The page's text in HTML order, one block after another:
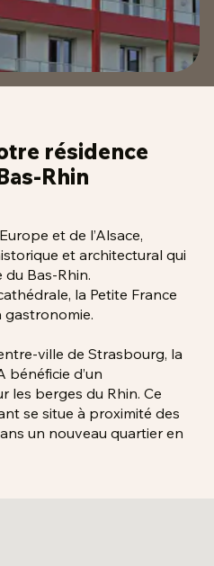
résidence
Rhin
et de l’Alsace,
et architectural qui
Bas-Rhin.
la Petite France
gastronomie.
ville de Strasbourg, la
bénéficie d’un
les berges du Rhin. Ce
se situe à proximité des
un nouveau quartier en